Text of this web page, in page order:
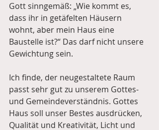
Gott sinngemäß: „Wie kommt es,
dass ihr in getäfelten Häusern
wohnt, aber mein Haus eine
Baustelle ist?“ Das darf nicht unsere
Gewichtung sein.
Ich finde, der neugestaltete Raum
passt sehr gut zu unserem Gottes-
und Gemeindeverständnis. Gottes
Haus soll unser Bestes ausdrücken,
Qualität und Kreativität, Licht und